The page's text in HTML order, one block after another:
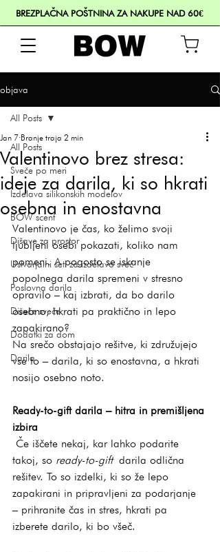
BREZPLAČNA POŠTNINA ZA NAKUPE NAD 60€
objava
All Posts
Sveče po meri
Izdelava silikonskih modelov
BOW scent
Dišave za prostor
Ustvarjalni seti za izdelavo sveč
Poslovna darila
Dišeče sveče
Dodatki za dom
Darila
All Posts
Valentinovo brez stresa:
ideje za darila, ki so hkrati
osebna in enostavna
Jan 7 Branje traja 2 min
Valentinovo je čas, ko želimo svoji
ljubljeni osebi pokazati, koliko nam
pomeni. A pogosto se iskanje
popolnega darila spremeni v stresno
opravilo – kaj izbrati, da bo darilo
osebno, hkrati pa praktično in lepo
zapakirano?
Na srečo obstajajo rešitve, ki združujejo
vse to – darila, ki so enostavna, a hkrati
nosijo osebno noto.
Ready-to-gift darila – hitra in premišljena
izbira
takoj, so ready-to-gift darila odlična
rešitev. To so izdelki, ki so že lepo
zapakirani in pripravljeni za podarjanje
– prihranite čas in stres, hkrati pa
izberete darilo, ki bo všeč.